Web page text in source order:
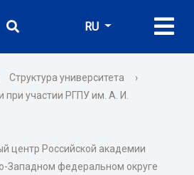
RU
Структура университета
›
при участии РГПУ им. А. И.
центр Российской академии
Западном федеральном округе